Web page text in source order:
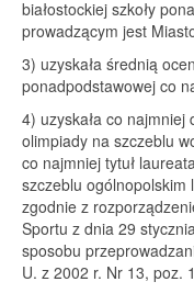
białostockiej szkoły
prowadzącym jest
3) uzyskała średnią
ponadpodstawowej co
4) uzyskała co
olimpiady na szczeblu
co najmniej tytuł
szczeblu ogólnopolskim
zgodnie z
Sportu z dnia 29
sposobu
U. z 2002 r. Nr 13, poz.